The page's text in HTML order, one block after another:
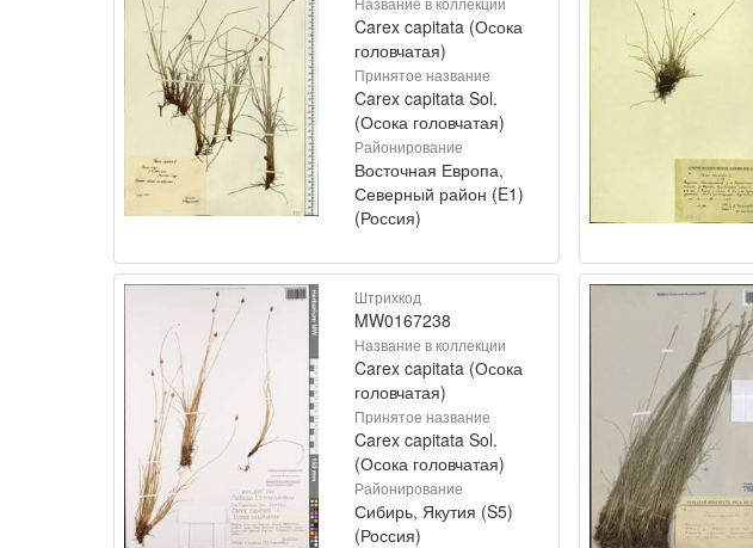
Carex capitata (Осока
головчатая)
Принятое название
Carex capitata Sol.
(Осока головчатая)
Районирование
Восточная Европа,
Северный район (E1)
(Россия)
Штрихкод
MW0167238
Название в коллекции
Carex capitata (Осока
головчатая)
Принятое название
Carex capitata Sol.
(Осока головчатая)
Районирование
Сибирь, Якутия (S5)
(Россия)